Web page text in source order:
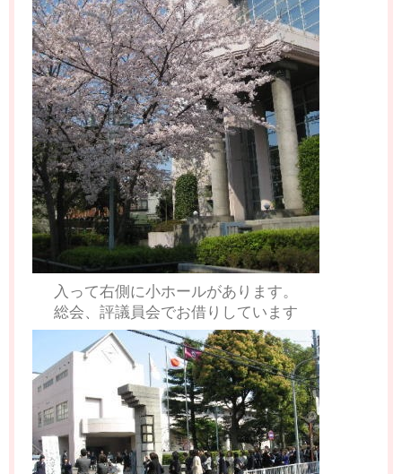
入って右側に小ホールがあります。
総会、評議員会でお借りしています